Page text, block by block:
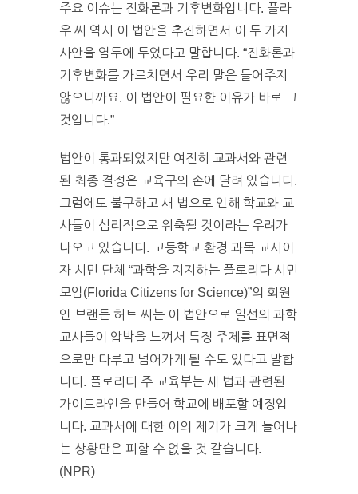
주요 이슈는 진화론과 기후변화입니다. 플라
우 씨 역시 이 법안을 추진하면서 이 두 가지
사안을 염두에 두었다고 말합니다. “진화론과
기후변화를 가르치면서 우리 말은 들어주지
않으니까요. 이 법안이 필요한 이유가 바로 그
것입니다.”
법안이 통과되었지만 여전히 교과서와 관련
된 최종 결정은 교육구의 손에 달려 있습니다.
그럼에도 불구하고 새 법으로 인해 학교와 교
사들이 심리적으로 위축될 것이라는 우려가
나오고 있습니다. 고등학교 환경 과목 교사이
자 시민 단체 “과학을 지지하는 플로리다 시민
모임(Florida Citizens for Science)”의 회원
인 브랜든 허트 씨는 이 법안으로 일선의 과학
교사들이 압박을 느껴서 특정 주제를 표면적
으로만 다루고 넘어가게 될 수도 있다고 말합
니다. 플로리다 주 교육부는 새 법과 관련된
가이드라인을 만들어 학교에 배포할 예정입
니다. 교과서에 대한 이의 제기가 크게 늘어나
는 상황만은 피할 수 없을 것 같습니다.
(NPR)